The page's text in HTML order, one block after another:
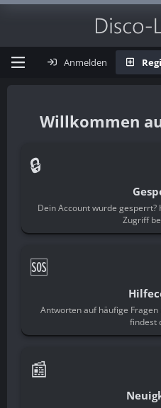
Anmelden
🔒
Dein Account wurde
Zugriff
🆘
Antworten auf häufige
findest
📰